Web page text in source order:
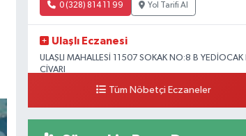
0 (328) 814 11 99 Yol Tarifi Al
Ulaşlı Eczanesi
ULAŞLI MAHALLESİ 11507 SOKAK NO:8 B YEDİOCAK
CİVARI
0 (546) 158 81 80 Yol Tarifi Al
Tüm Nöbetçi Eczaneler